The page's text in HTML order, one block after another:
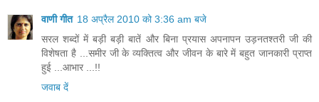
वाणी गीत 18 अप्रैल 2010 को 3:36 am बजे
सरल शब्दों में बड़ी बड़ी बातें और बिना प्रयास अपनापन उड़नतश्तरी जी की
विशेषता है ...समीर जी के व्यक्तित्व और जीवन के बारे में बहुत जानकारी प्राप्त
हुई ...आभार ...!!
जवाब दें